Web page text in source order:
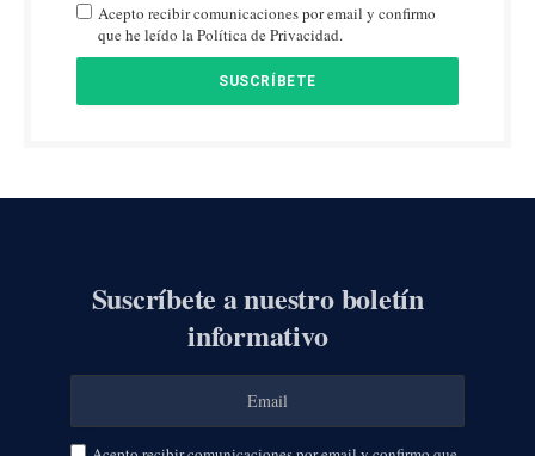
Acepto recibir comunicaciones por email y confirmo
que he leído la Política de Privacidad.
Suscríbete a nuestro boletín
informativo